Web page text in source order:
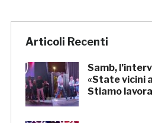
Articoli Recenti
Samb,
«State vicini
Stiamo